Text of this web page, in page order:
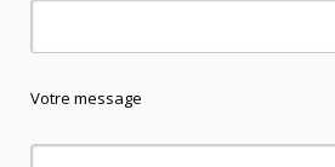
Votre message